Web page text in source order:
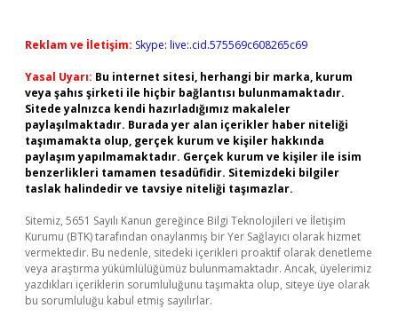
Reklam ve İletişim: Skype: live:.cid.575569c608265c69
Yasal Uyarı: Bu internet sitesi, herhangi bir marka, kurum
veya şahıs şirketi ile hiçbir bağlantısı bulunmamaktadır.
Sitede yalnızca kendi hazırladığımız makaleler
paylaşılmaktadır. Burada yer alan içerikler haber niteliği
taşımamakta olup, gerçek kurum ve kişiler hakkında
paylaşım yapılmamaktadır. Gerçek kurum ve kişiler ile isim
benzerlikleri tamamen tesadüfidir. Sitemizdeki bilgiler
taslak halindedir ve tavsiye niteliği taşımazlar.
Sitemiz, 5651 Sayılı Kanun gereğince Bilgi Teknolojileri ve İletişim
Kurumu (BTK) tarafından onaylanmış bir Yer Sağlayıcı olarak hizmet
vermektedir. Bu nedenle, sitedeki içerikleri proaktif olarak denetleme
veya araştırma yükümlülüğümüz bulunmamaktadır. Ancak, üyelerimiz
yazdıkları içeriklerin sorumluluğunu taşımakta olup, siteye üye olarak
bu sorumluluğu kabul etmiş sayılırlar.